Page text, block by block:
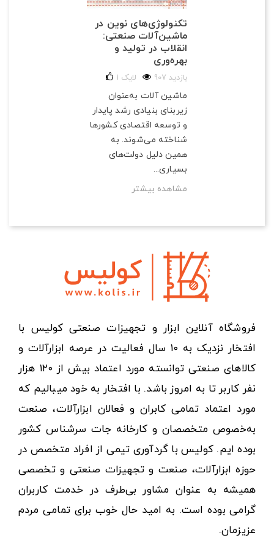
تکنولوژی‌های نوین در
ماشین‌آلات صنعتی:
انقلاب در تولید و
بهره‌وری
907 بازدید 1 لایک
ماشین آلات به‌عنوان
زیربنای بنیادی رشد پایدار
و توسعه اقتصادی کشورها
شناخته می‌شوند. به
همین دلیل دولت‌های
بسیاری...
مشاهده بیشتر
فروشگاه آنلاین ابزار و تجهیزات صنعتی کولیس با
افتخار نزدیک به ۱۰ سال فعالیت در عرصه ابزارآلات و
کالاهای صنعتی توانسته مورد اعتماد بیش از ۱۲۰ هزار
نفر کاربر تا به امروز باشد. با افتخار به خود میبالیم که
مورد اعتماد تمامی کابران و فعالان ابزارآلات، صنعت
به‌خصوص متخصصان و کارخانه جات سرشناس کشور
بوده ایم. کولیس با گردآوری تیمی از افراد متخصص در
حوزه ابزارآلات، صنعت و تجهیزات صنعتی و تخصصی
همیشه به عنوان مشاور بی‌طرف در خدمت کاربران
گرامی بوده است. به امید حال خوب برای تمامی مردم
عزیزمان.